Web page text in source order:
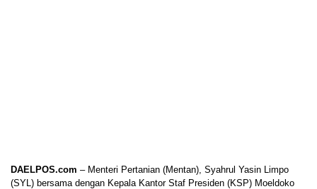
DAELPOS.com – Menteri Pertanian (Mentan), Syahrul Yasin Limpo
(SYL) bersama dengan Kepala Kantor Staf Presiden (KSP) Moeldoko